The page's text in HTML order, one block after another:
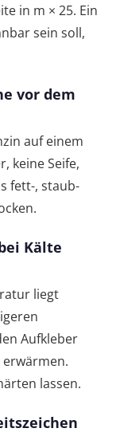
in m × 25. Ein
sein soll,
vor dem
auf einem
keine Seife,
fett-, staub-
Kälte
liegt
Aufkleber
erwärmen.
lassen.